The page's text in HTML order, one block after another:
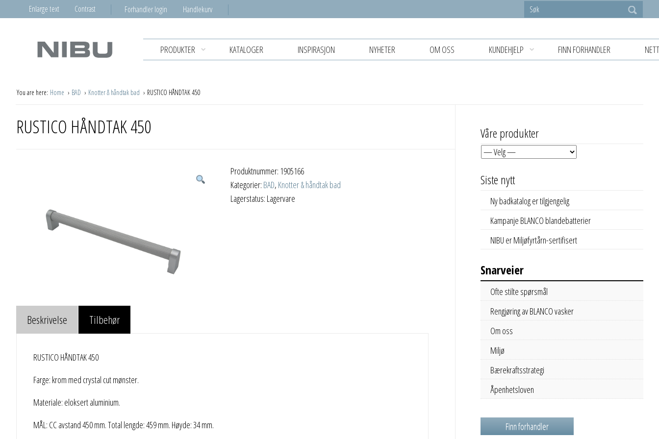
Enlarge text Contrast Forhandler login Handlekurv
PRODUKTER KATALOGER INSPIRASJON NYHETER OM OSS KUNDEHJELP FINN FORHANDLER
You are here: Home BAD Knotter & håndtak bad RUSTICO HÅNDTAK 450
RUSTICO HÅNDTAK 450
Produktnummer: 1905166
Kategorier: BAD, Knotter & håndtak bad
Lagerstatus: Lagervare
Beskrivelse Tilbehør
RUSTICO HÅNDTAK 450
Farge: krom med crystal cut mønster.
Materiale: eloksert aluminium.
MÅL: CC avstand 450 mm. Total lengde: 459 mm. Høyde: 34 mm.
Våre produkter
Siste nytt
Ny badkatalog er tilgjengelig
Kampanje BLANCO blandebatterier
NIBU er Miljøfyrtårn-sertifisert
Snarveier
Ofte stilte spørsmål
Rengjøring av BLANCO vasker
Om oss
Miljø
Bærekraftsstrategi
Åpenhetsloven
Finn forhandler